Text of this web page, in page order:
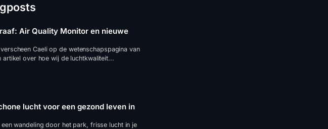
Air Quality Monitor en nieuwe
Caeli op de wetenschapspagina van
artikel over hoe wij de luchtkwaliteit...
lucht voor een gezond leven in
wandeling door het park, frisse lucht in je